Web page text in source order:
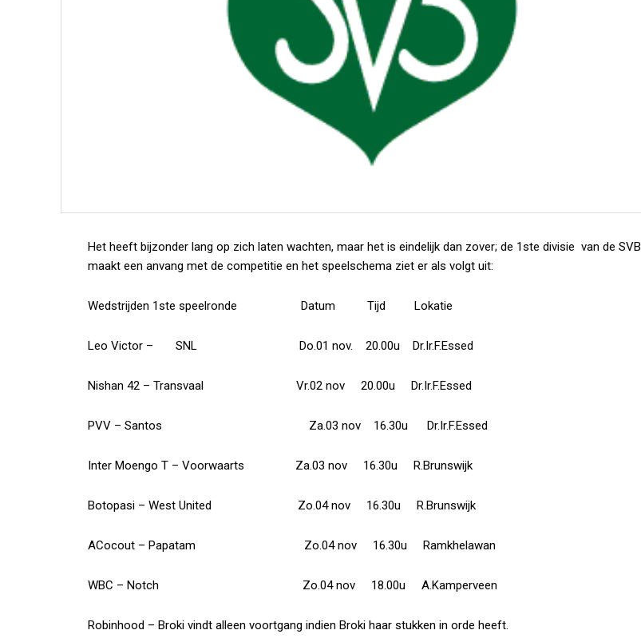
Het heeft bijzonder lang op zich laten wachten, maar het is eindelijk dan zover; de 1ste divisie van de SVB
maakt een anvang met de competitie en het speelschema ziet er als volgt uit:
Wedstrijden 1ste speelronde Datum Tijd Lokatie
Leo Victor – SNL Do.01 nov. 20.00u Dr.Ir.F.Essed
Nishan 42 – Transvaal Vr.02 nov 20.00u Dr.Ir.F.Essed
PVV – Santos Za.03 nov 16.30u Dr.Ir.F.Essed
Inter Moengo T – Voorwaarts Za.03 nov 16.30u R.Brunswijk
Botopasi – West United Zo.04 nov 16.30u R.Brunswijk
ACocout – Papatam Zo.04 nov 16.30u Ramkhelawan
WBC – Notch Zo.04 nov 18.00u A.Kamperveen
Robinhood – Broki vindt alleen voortgang indien Broki haar stukken in orde heeft.